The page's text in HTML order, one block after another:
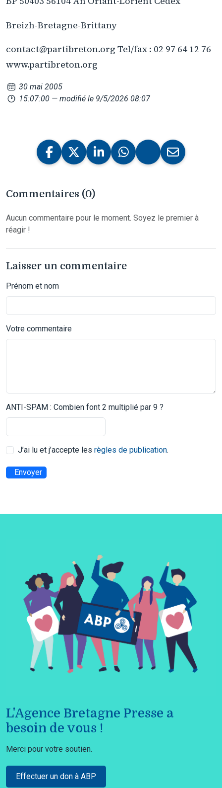
Breizh-Bretagne-Brittany
contact@partibreton.org Tel/fax : 02 97 64 12 76
www.partibreton.org
30 mai 2005
15:07:00 — modifié le 9/5/2026 08:07
Commentaires (0)
Aucun commentaire pour le moment. Soyez le premier à
réagir !
Laisser un commentaire
Prénom et nom
Votre commentaire
ANTI-SPAM : Combien font 2 multiplié par 9 ?
J’ai lu et j’accepte les règles de publication.
Envoyer
L'Agence Bretagne Presse a
besoin de vous !
Merci pour votre soutien.
Effectuer un don à ABP